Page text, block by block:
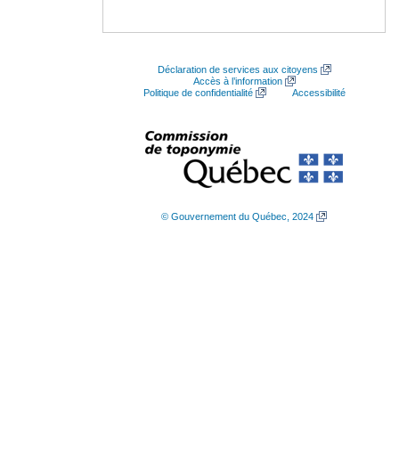
Déclaration de services aux citoyens
Accès à l’information
Politique de confidentialité
Accessibilité
© Gouvernement du Québec, 2024